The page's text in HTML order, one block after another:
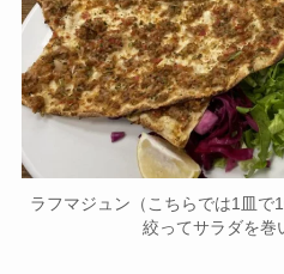
ラフマジュン（こちらでは1皿で
絞ってサラダを巻